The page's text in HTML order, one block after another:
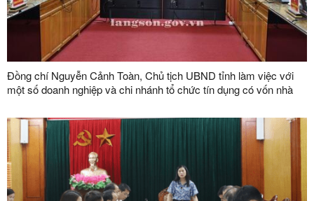
Đồng chí Nguyễn Cảnh Toàn, Chủ tịch UBND tỉnh làm việc với
một số doanh nghiệp và chi nhánh tổ chức tín dụng có vốn nhà